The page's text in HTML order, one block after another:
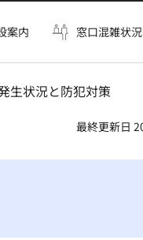
案内 窓口混雑状況
生状況と防犯対策
最終更新日